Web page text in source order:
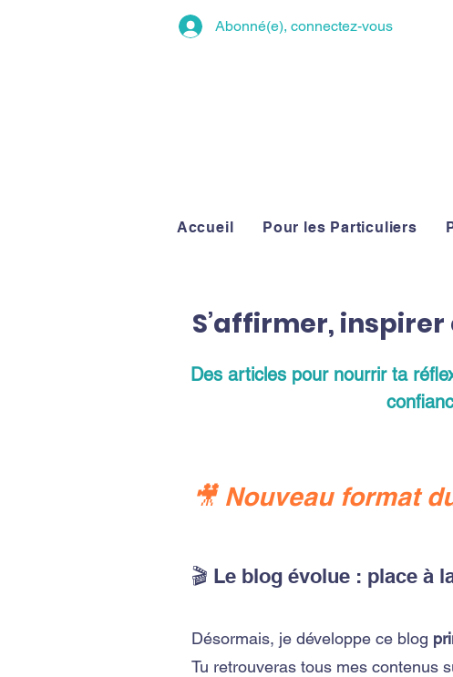
Abonné(e), connectez-vous
Accueil Pour les Particuliers
S’affirmer,
Des articles pour nourrir ta
🎥 Nouveau format
🎬 Le blog évolue : place à
Désormais, je développe ce blog
Tu retrouveras tous mes contenus